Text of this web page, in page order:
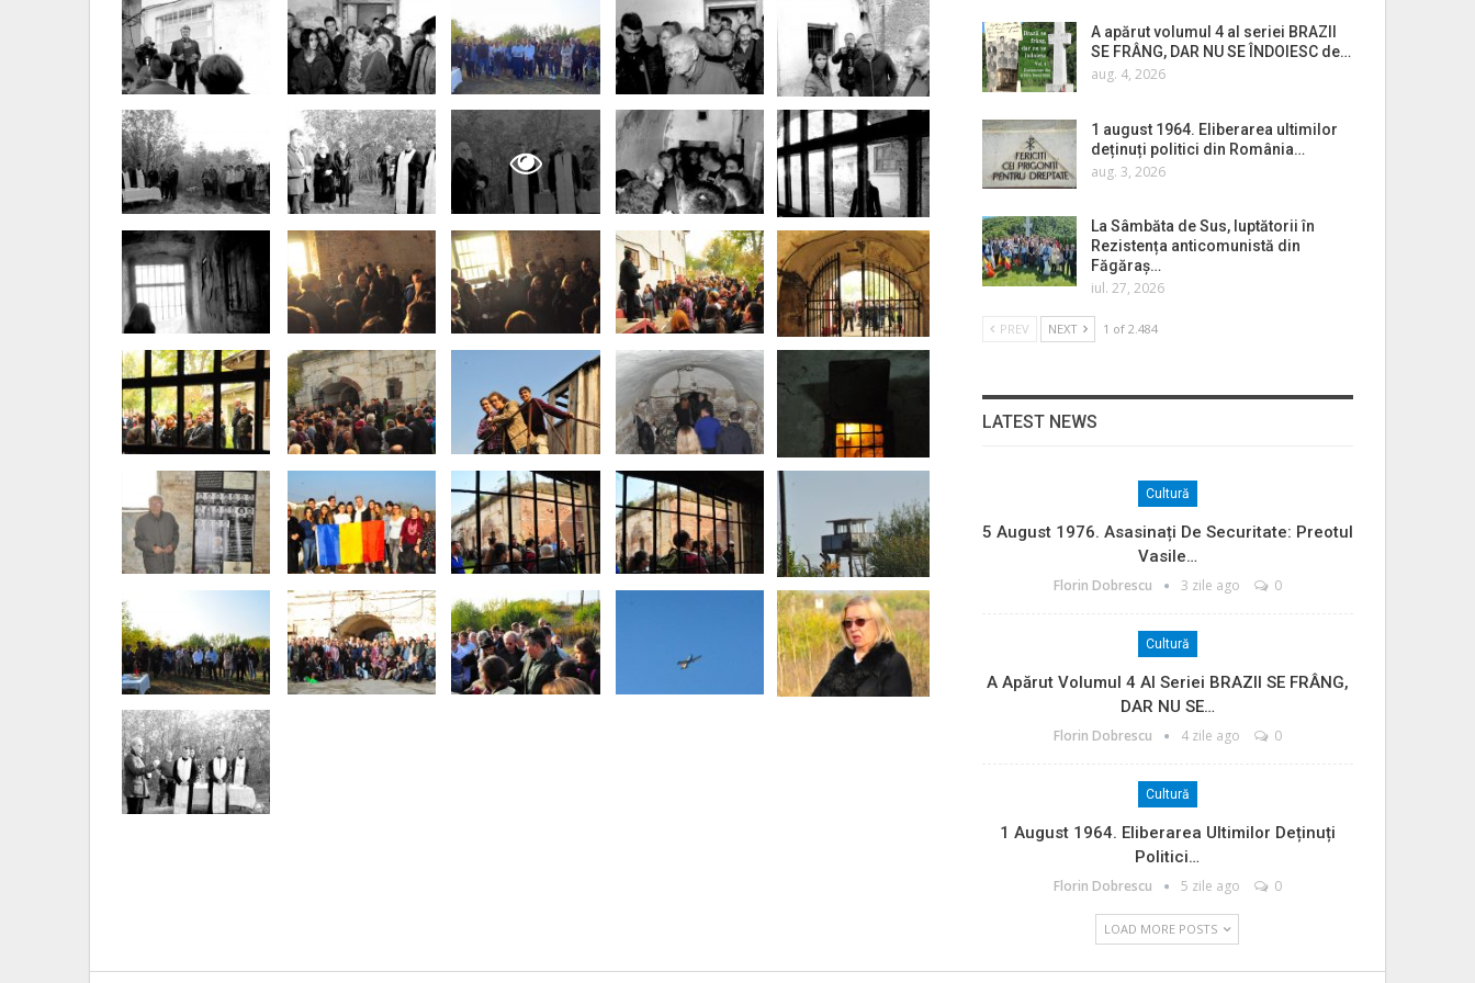
A apărut volumul 4 al seriei BRAZII
SE FRÂNG, DAR NU SE ÎNDOIESC de…
aug. 4, 2026
1 august 1964. Eliberarea ultimilor
deținuți politici din România…
aug. 3, 2026
La Sâmbăta de Sus, luptătorii în
Rezistența anticomunistă din
Făgăraș…
iul. 27, 2026
PREV NEXT 1 of 2.484
LATEST NEWS
Cultură
5 August 1976. Asasinați De Securitate: Preotul
Vasile…
Florin Dobrescu 3 zile ago 0
Cultură
A Apărut Volumul 4 Al Seriei BRAZII SE FRÂNG,
DAR NU SE…
Florin Dobrescu 4 zile ago 0
Cultură
1 August 1964. Eliberarea Ultimilor Deținuți
Politici…
Florin Dobrescu 5 zile ago 0
LOAD MORE POSTS